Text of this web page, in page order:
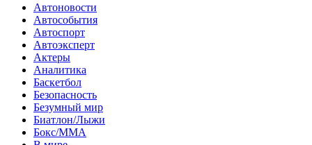
Автоновости
Автособытия
Автоспорт
Автоэксперт
Актеры
Аналитика
Баскетбол
Безопасность
Безумный мир
Биатлон/Лыжи
Бокс/MMA